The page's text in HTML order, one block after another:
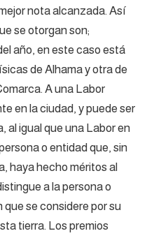
nota alcanzada. Así
se otorgan son;
año, en este caso está
de Alhama y otra de
A una Labor
en la ciudad, y puede ser
al igual que una Labor en
o entidad que, sin
haya hecho méritos al
a la persona o
se considere por su
tierra. Los premios